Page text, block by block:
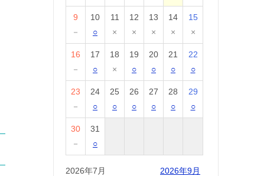
9
－
10
○
11
×
12
×
13
×
14
×
15
×
16
－
17
○
18
×
19
○
20
○
21
○
22
○
23
－
24
○
25
○
26
○
27
○
28
○
29
○
30
－
31
○
2026年7月 2026年9月